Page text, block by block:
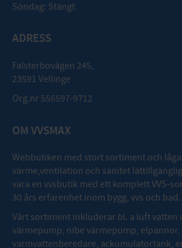
Söndag: Stängt
ADRESS
Falsterbovägen 245,
23591 Vellinge
Org.nr 556597-9712
OM VVSMAX
Webbutiken med stort sortiment och
värme,ventilation och sanitet
vara en vvsbutik med ett komplett VVS-
30 års erfarenhet inom bygg, vvs och bad.
Vårt sortiment inkluderar bl. a luft vatten
värmepump, nibe värmepump, elpannor,
varmvattenberedare, ackumulatortank,